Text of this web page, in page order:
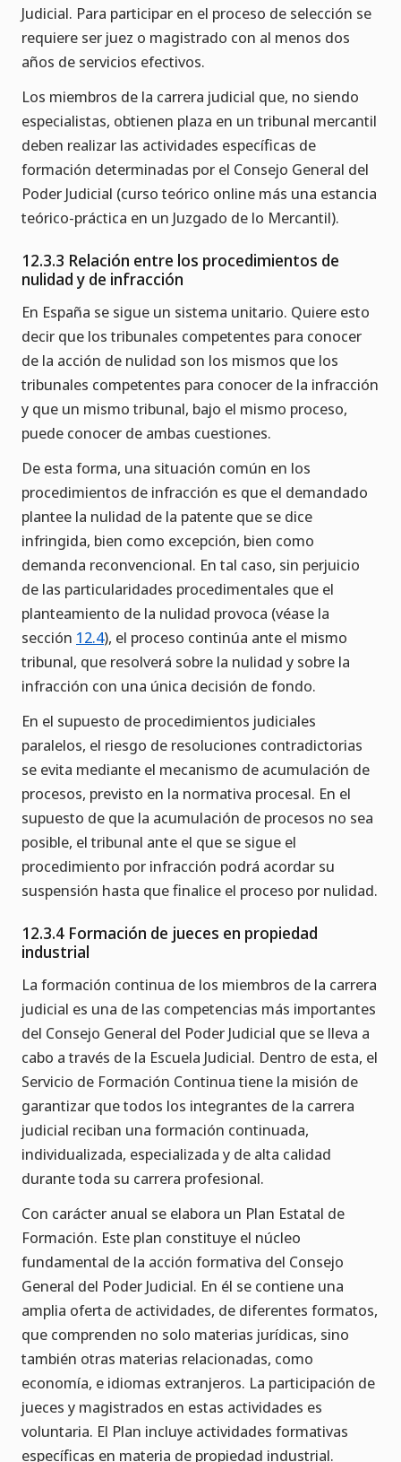
Judicial. Para participar en el proceso de selección se
requiere ser juez o magistrado con al menos dos
años de servicios efectivos.
Los miembros de la carrera judicial que, no siendo
especialistas, obtienen plaza en un tribunal mercantil
deben realizar las actividades específicas de
formación determinadas por el Consejo General del
Poder Judicial (curso teórico online más una estancia
teórico-práctica en un Juzgado de lo Mercantil).
12.3.3 Relación entre los procedimientos de
nulidad y de infracción
En España se sigue un sistema unitario. Quiere esto
decir que los tribunales competentes para conocer
de la acción de nulidad son los mismos que los
tribunales competentes para conocer de la infracción
y que un mismo tribunal, bajo el mismo proceso,
puede conocer de ambas cuestiones.
De esta forma, una situación común en los
procedimientos de infracción es que el demandado
plantee la nulidad de la patente que se dice
infringida, bien como excepción, bien como
demanda reconvencional. En tal caso, sin perjuicio
de las particularidades procedimentales que el
planteamiento de la nulidad provoca (véase la
sección 12.4), el proceso continúa ante el mismo
tribunal, que resolverá sobre la nulidad y sobre la
infracción con una única decisión de fondo.
En el supuesto de procedimientos judiciales
paralelos, el riesgo de resoluciones contradictorias
se evita mediante el mecanismo de acumulación de
procesos, previsto en la normativa procesal. En el
supuesto de que la acumulación de procesos no sea
posible, el tribunal ante el que se sigue el
procedimiento por infracción podrá acordar su
suspensión hasta que finalice el proceso por nulidad.
12.3.4 Formación de jueces en propiedad
industrial
La formación continua de los miembros de la carrera
judicial es una de las competencias más importantes
del Consejo General del Poder Judicial que se lleva a
cabo a través de la Escuela Judicial. Dentro de esta, el
Servicio de Formación Continua tiene la misión de
garantizar que todos los integrantes de la carrera
judicial reciban una formación continuada,
individualizada, especializada y de alta calidad
durante toda su carrera profesional.
Con carácter anual se elabora un Plan Estatal de
Formación. Este plan constituye el núcleo
fundamental de la acción formativa del Consejo
General del Poder Judicial. En él se contiene una
amplia oferta de actividades, de diferentes formatos,
que comprenden no solo materias jurídicas, sino
también otras materias relacionadas, como
economía, e idiomas extranjeros. La participación de
jueces y magistrados en estas actividades es
voluntaria. El Plan incluye actividades formativas
específicas en materia de propiedad industrial.